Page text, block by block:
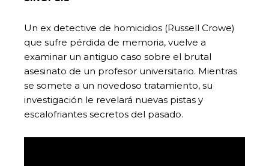
Un ex detective de homicidios (Russell Crowe)
que sufre pérdida de memoria, vuelve a
examinar un antiguo caso sobre el brutal
asesinato de un profesor universitario. Mientras
se somete a un novedoso tratamiento, su
investigación le revelará nuevas pistas y
escalofriantes secretos del pasado.